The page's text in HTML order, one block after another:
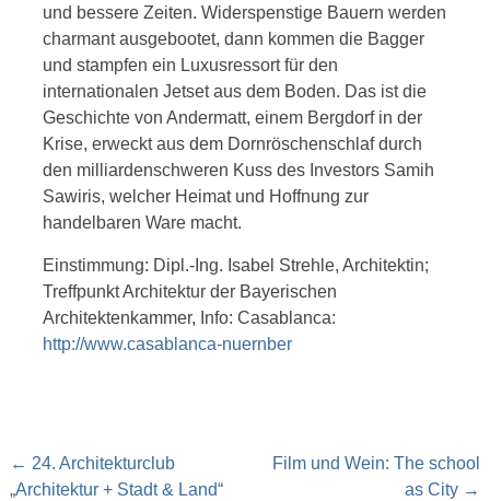
und bessere Zeiten. Widerspenstige Bauern werden
charmant ausgebootet, dann kommen die Bagger
und stampfen ein Luxusressort für den
internationalen Jetset aus dem Boden. Das ist die
Geschichte von Andermatt, einem Bergdorf in der
Krise, erweckt aus dem Dornröschenschlaf durch
den milliardenschweren Kuss des Investors Samih
Sawiris, welcher Heimat und Hoffnung zur
handelbaren Ware macht.
Einstimmung: Dipl.-Ing. Isabel Strehle, Architektin;
Treffpunkt Architektur der Bayerischen
Architektenkammer, Info: Casablanca:
http://www.casablanca-nuernber
Post
navigation
← 24. Architekturclub
„Architektur + Stadt & Land“
Film und Wein: The school
as City →